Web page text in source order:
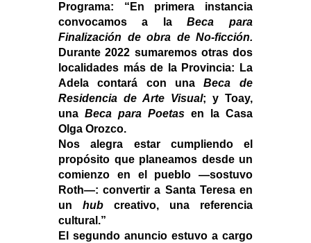
Programa: “En primera instancia
convocamos a la Beca para
Finalización de obra de No-ficción.
Durante 2022 sumaremos otras dos
localidades más de la Provincia: La
Adela contará con una Beca de
Residencia de Arte Visual; y Toay,
una Beca para Poetas en la Casa
Olga Orozco.
Nos alegra estar cumpliendo el
propósito que planeamos desde un
comienzo en el pueblo —sostuvo
Roth—: convertir a Santa Teresa en
un hub creativo, una referencia
cultural.”
El segundo anuncio estuvo a cargo